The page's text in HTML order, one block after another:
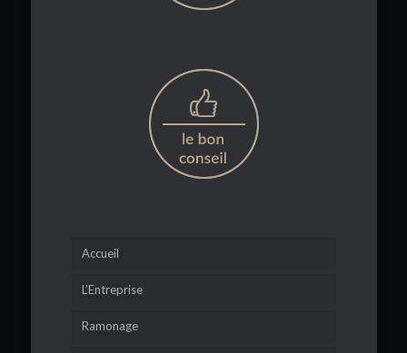
Accueil
L’Entreprise
Ramonage